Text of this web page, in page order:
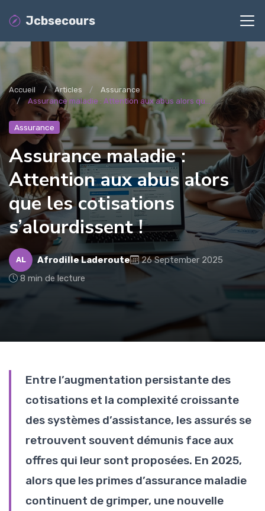
Jcbsecours
Accueil Articles
Assurance
Assurance maladie : Attention aux abus alors qu...
Assurance
Assurance maladie :
Attention aux abus alors
que les cotisations
s’alourdissent !
AL Afrodille Laderoute
26 September 2025
8 min de lecture
Entre l’augmentation persistante des
cotisations et la complexité croissante
des systèmes d’assistance, les assurés se
retrouvent souvent démunis face aux
offres qui leur sont proposées. En 2025,
alors que les primes d’assurance maladie
continuent de grimper, une nouvelle